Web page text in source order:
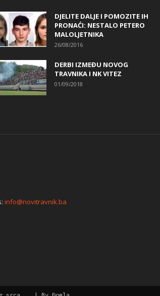
DJELITE DALJE I POMOZITE IH
PRONAĆI: NESTALO PETERO
MALOLJETNIKA
26/08/2016
DERBI IZMEĐU NOVOG
TRAVNIKA I NK VITEZ
01/09/2018
info@novitravnik.ba